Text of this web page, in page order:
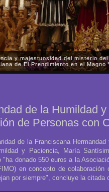
Nuestra Señora de la
del Señor de las Mercedes
de la Humildad
de Personas con
de la Franciscana
y Paciencia, María
"ha donado 550 euros a la
en concepto de
por siempre", concluye la citada